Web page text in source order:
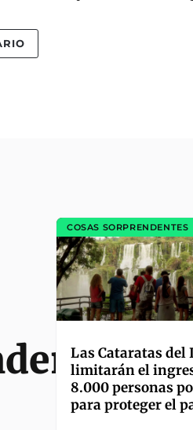
COSAS SORPRENDENTES
Las Cataratas del
limitarán el
8.000 personas
para proteger el